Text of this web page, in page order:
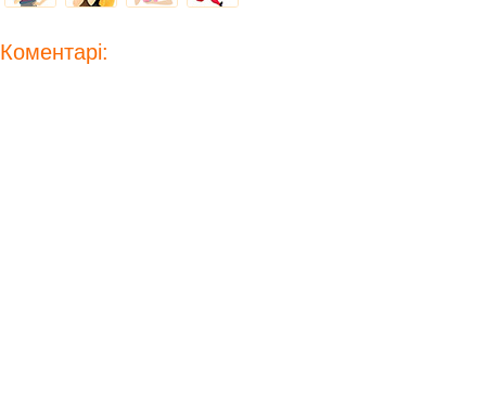
Коментарі: